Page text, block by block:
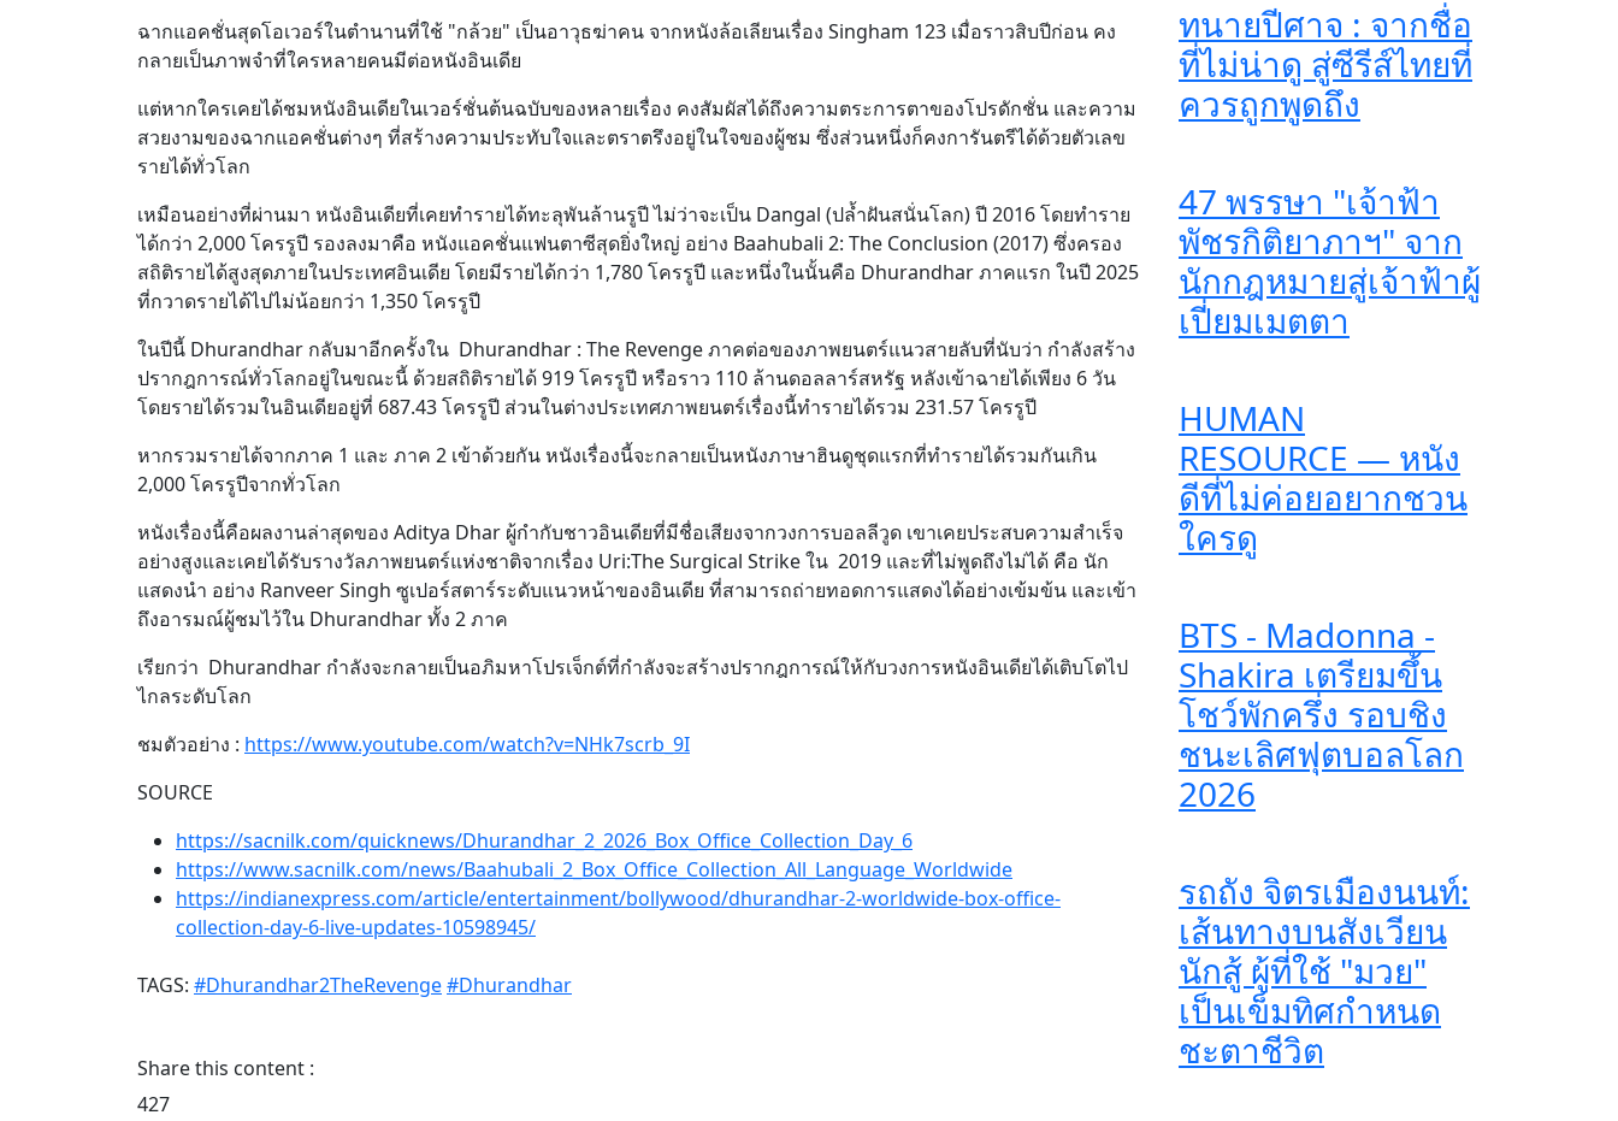
ฉากแอคชั่นสุดโอเวอร์ในตำนานที่ใช้ "กล้วย" เป็นอาวุธฆ่าคน จากหนังล้อเลียนเรื่อง Singham 123 เมื่อราวสิบปีก่อน คง
กลายเป็นภาพจำที่ใครหลายคนมีต่อหนังอินเดีย
แต่หากใครเคยได้ชมหนังอินเดียในเวอร์ชั่นต้นฉบับของหลายเรื่อง คงสัมผัสได้ถึงความตระการตาของโปรดักชั่น และความ
สวยงามของฉากแอคชั่นต่างๆ ที่สร้างความประทับใจและตราตรึงอยู่ในใจของผู้ชม ซึ่งส่วนหนึ่งก็คงการันตรีได้ด้วยตัวเลข
รายได้ทั่วโลก
เหมือนอย่างที่ผ่านมา หนังอินเดียที่เคยทำรายได้ทะลุพันล้านรูปี ไม่ว่าจะเป็น Dangal (ปล้ำฝันสนั่นโลก) ปี 2016 โดยทำราย
ได้กว่า 2,000 โครรูปี รองลงมาคือ หนังแอคชั่นแฟนตาซีสุดยิ่งใหญ่ อย่าง Baahubali 2: The Conclusion (2017) ซึ่งครอง
สถิติรายได้สูงสุดภายในประเทศอินเดีย โดยมีรายได้กว่า 1,780 โครรูปี และหนึ่งในนั้นคือ Dhurandhar ภาคแรก ในปี 2025
ที่กวาดรายได้ไปไม่น้อยกว่า 1,350 โครรูปี
ในปีนี้ Dhurandhar กลับมาอีกครั้งใน Dhurandhar : The Revenge ภาคต่อของภาพยนตร์แนวสายลับที่นับว่า กำลังสร้าง
ปรากฎการณ์ทั่วโลกอยู่ในขณะนี้ ด้วยสถิติรายได้ 919 โครรูปี หรือราว 110 ล้านดอลลาร์สหรัฐ หลังเข้าฉายได้เพียง 6 วัน
โดยรายได้รวมในอินเดียอยู่ที่ 687.43 โครรูปี ส่วนในต่างประเทศภาพยนตร์เรื่องนี้ทำรายได้รวม 231.57 โครรูปี
หากรวมรายได้จากภาค 1 และ ภาค 2 เข้าด้วยกัน หนังเรื่องนี้จะกลายเป็นหนังภาษาฮินดูชุดแรกที่ทำรายได้รวมกันเกิน
2,000 โครรูปีจากทั่วโลก
หนังเรื่องนี้คือผลงานล่าสุดของ Aditya Dhar ผู้กำกับชาวอินเดียที่มีชื่อเสียงจากวงการบอลลีวูด เขาเคยประสบความสำเร็จ
อย่างสูงและเคยได้รับรางวัลภาพยนตร์แห่งชาติจากเรื่อง Uri:The Surgical Strike ใน 2019 และที่ไม่พูดถึงไม่ได้ คือ นัก
แสดงนำ อย่าง Ranveer Singh ซูเปอร์สตาร์ระดับแนวหน้าของอินเดีย ที่สามารถถ่ายทอดการแสดงได้อย่างเข้มข้น และเข้า
ถึงอารมณ์ผู้ชมไว้ใน Dhurandhar ทั้ง 2 ภาค
เรียกว่า Dhurandhar กำลังจะกลายเป็นอภิมหาโปรเจ็กต์ที่กำลังจะสร้างปรากฎการณ์ให้กับวงการหนังอินเดียได้เติบโตไป
ไกลระดับโลก
ชมตัวอย่าง : https://www.youtube.com/watch?v=NHk7scrb_9I
SOURCE
https://sacnilk.com/quicknews/Dhurandhar_2_2026_Box_Office_Collection_Day_6
https://www.sacnilk.com/news/Baahubali_2_Box_Office_Collection_All_Language_Worldwide
https://indianexpress.com/article/entertainment/bollywood/dhurandhar-2-worldwide-box-office-
collection-day-6-live-updates-10598945/
TAGS: #Dhurandhar2TheRevenge#Dhurandhar
Share this content :
427
ทนายปีศาจ : จากชื่อ
ที่ไม่น่าดู สู่ซีรีส์ไทยที่
ควรถูกพูดถึง
47 พรรษา "เจ้าฟ้า
พัชรกิติยาภาฯ" จาก
นักกฎหมายสู่เจ้าฟ้าผู้
เปี่ยมเมตตา
HUMAN
RESOURCE — หนัง
ดีที่ไม่ค่อยอยากชวน
ใครดู
BTS - Madonna -
Shakira เตรียมขึ้น
โชว์พักครึ่ง รอบชิง
ชนะเลิศฟุตบอลโลก
2026
รถถัง จิตรเมืองนนท์:
เส้นทางบนสังเวียน
นักสู้ ผู้ที่ใช้ "มวย"
เป็นเข็มทิศกำหนด
ชะตาชีวิต